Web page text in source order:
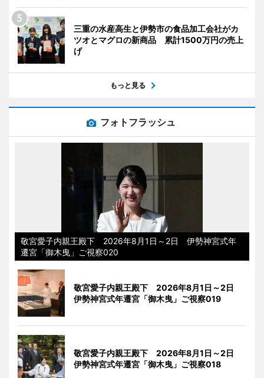
三重の水産高生と伊勢市の食品加工会社がカ
ツオとマグロの新商品 累計1500万円の売上
げ
もっと見る
フォトフラッシュ
敬宮愛子内親王殿下 2026年8月1日～2日 伊勢神宮式年
遷宮「御木曳」ご視察020
敬宮愛子内親王殿下 2026年8月1日～2日
伊勢神宮式年遷宮「御木曳」ご視察019
敬宮愛子内親王殿下 2026年8月1日～2日
伊勢神宮式年遷宮「御木曳」ご視察018